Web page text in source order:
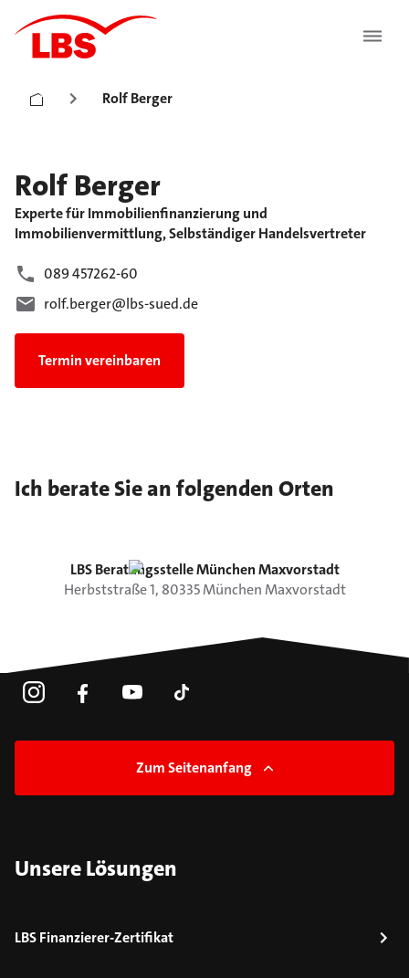
Rolf Berger
Rolf Berger
Experte für Immobilienfinanzierung und
Immobilienvermittlung, Selbständiger Handelsvertreter
089 457262-60
rolf.berger@lbs-sued.de
Termin vereinbaren
Ich berate Sie an folgenden Orten
LBS Beratungsstelle München Maxvorstadt
Herbststraße1, 80335MünchenMaxvorstadt
Zum Seitenanfang
Unsere Lösungen
LBS Finanzierer-Zertifikat